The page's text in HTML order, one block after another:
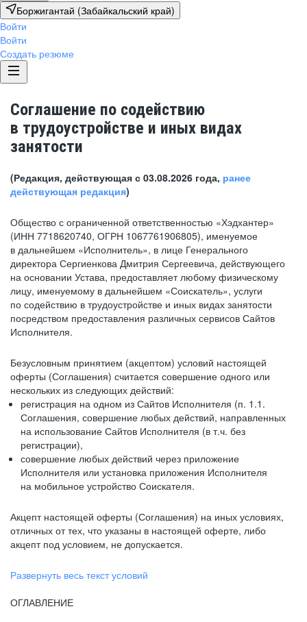
Боржигантай (Забайкальский край)
Войти
Войти
Создать резюме
Соглашение по содействию
в трудоустройстве и иных видах
занятости
(Редакция, действующая с 03.08.2026 года, ранее
действующая редакция)
Общество с ограниченной ответственностью «Хэдхантер»
(ИНН 7718620740, ОГРН 1067761906805), именуемое
в дальнейшем «Исполнитель», в лице Генерального
директора Сергиенкова Дмитрия Сергеевича, действующего
на основании Устава, предоставляет любому физическому
лицу, именуемому в дальнейшем «Соискатель», услуги
по содействию в трудоустройстве и иных видах занятости
посредством предоставления различных сервисов Сайтов
Исполнителя.
Безусловным принятием (акцептом) условий настоящей
оферты (Соглашения) считается совершение одного или
нескольких из следующих действий:
регистрация на одном из Сайтов Исполнителя (п. 1.1.
Соглашения, совершение любых действий, направленных
на использование Сайтов Исполнителя (в т.ч. без
регистрации),
совершение любых действий через приложение
Исполнителя или установка приложения Исполнителя
на мобильное устройство Соискателя.
Акцепт настоящей оферты (Соглашения) на иных условиях,
отличных от тех, что указаны в настоящей оферте, либо
акцепт под условием, не допускается.
Развернуть весь текст условий
ОГЛАВЛЕНИЕ